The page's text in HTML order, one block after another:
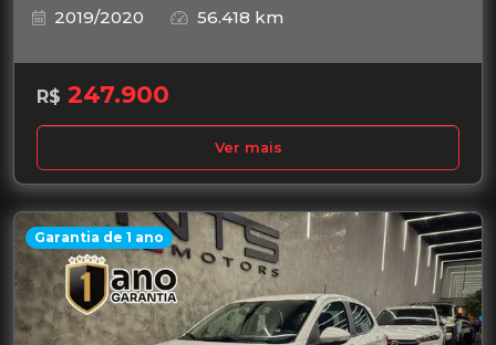
2019/2020
56.418 km
R$ 247.900
Ver mais
Garantia de 1 ano